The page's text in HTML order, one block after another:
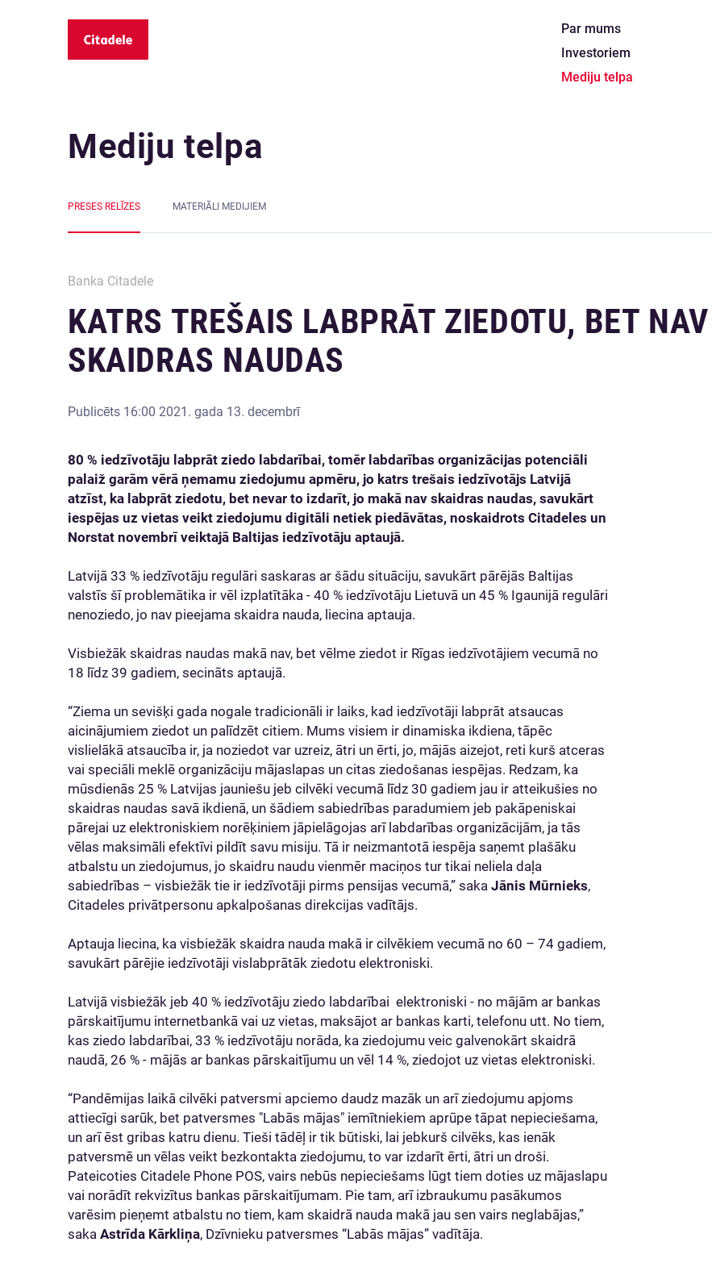
Par mums
Investoriem
Mediju telpa
Mediju telpa
PRESES RELĪZES MATERIĀLI MEDIJIEM
Banka Citadele
KATRS TREŠAIS LABPRĀT ZIEDOTU, BET NAV
SKAIDRAS NAUDAS
Publicēts 16:00 2021. gada 13. decembrī
80 % iedzīvotāju labprāt ziedo labdarībai, tomēr labdarības organizācijas potenciāli
palaiž garām vērā ņemamu ziedojumu apmēru, jo katrs trešais iedzīvotājs Latvijā
atzīst, ka labprāt ziedotu, bet nevar to izdarīt, jo makā nav skaidras naudas, savukārt
iespējas uz vietas veikt ziedojumu digitāli netiek piedāvātas, noskaidrots Citadeles un
Norstat novembrī veiktajā Baltijas iedzīvotāju aptaujā.
Latvijā 33 % iedzīvotāju regulāri saskaras ar šādu situāciju, savukārt pārējās Baltijas
valstīs šī problemātika ir vēl izplatītāka - 40 % iedzīvotāju Lietuvā un 45 % Igaunijā regulāri
nenoziedo, jo nav pieejama skaidra nauda, liecina aptauja.
Visbiežāk skaidras naudas makā nav, bet vēlme ziedot ir Rīgas iedzīvotājiem vecumā no
18 līdz 39 gadiem, secināts aptaujā.
“Ziema un sevišķi gada nogale tradicionāli ir laiks, kad iedzīvotāji labprāt atsaucas
aicinājumiem ziedot un palīdzēt citiem. Mums visiem ir dinamiska ikdiena, tāpēc
vislielākā atsaucība ir, ja noziedot var uzreiz, ātri un ērti, jo, mājās aizejot, reti kurš atceras
vai speciāli meklē organizāciju mājaslapas un citas ziedošanas iespējas. Redzam, ka
mūsdienās 25 % Latvijas jauniešu jeb cilvēki vecumā līdz 30 gadiem jau ir atteikušies no
skaidras naudas savā ikdienā, un šādiem sabiedrības paradumiem jeb pakāpeniskai
pārejai uz elektroniskiem norēķiniem jāpielāgojas arī labdarības organizācijām, ja tās
vēlas maksimāli efektīvi pildīt savu misiju. Tā ir neizmantotā iespēja saņemt plašāku
atbalstu un ziedojumus, jo skaidru naudu vienmēr maciņos tur tikai neliela daļa
sabiedrības – visbiežāk tie ir iedzīvotāji pirms pensijas vecumā,” saka Jānis Mūrnieks,
Citadeles privātpersonu apkalpošanas direkcijas vadītājs.
Aptauja liecina, ka visbiežāk skaidra nauda makā ir cilvēkiem vecumā no 60 – 74 gadiem,
savukārt pārējie iedzīvotāji vislabprātāk ziedotu elektroniski.
Latvijā visbiežāk jeb 40 % iedzīvotāju ziedo labdarībai elektroniski - no mājām ar bankas
pārskaitījumu internetbankā vai uz vietas, maksājot ar bankas karti, telefonu utt. No tiem,
kas ziedo labdarībai, 33 % iedzīvotāju norāda, ka ziedojumu veic galvenokārt skaidrā
naudā, 26 % - mājās ar bankas pārskaitījumu un vēl 14 %, ziedojot uz vietas elektroniski.
“Pandēmijas laikā cilvēki patversmi apciemo daudz mazāk un arī ziedojumu apjoms
attiecīgi sarūk, bet patversmes "Labās mājas" iemītniekiem aprūpe tāpat nepieciešama,
un arī ēst gribas katru dienu. Tieši tādēļ ir tik būtiski, lai jebkurš cilvēks, kas ienāk
patversmē un vēlas veikt bezkontakta ziedojumu, to var izdarīt ērti, ātri un droši.
Pateicoties Citadele Phone POS, vairs nebūs nepieciešams lūgt tiem doties uz mājaslapu
vai norādīt rekvizītus bankas pārskaitījumam. Pie tam, arī izbraukumu pasākumos
varēsim pieņemt atbalstu no tiem, kam skaidrā nauda makā jau sen vairs neglabājas,”
saka Astrīda Kārkliņa, Dzīvnieku patversmes “Labās mājas” vadītāja.